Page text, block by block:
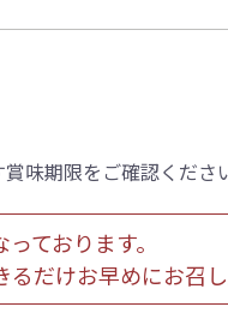
味期限をご確認くださ
ております。
だけお早めにお召し